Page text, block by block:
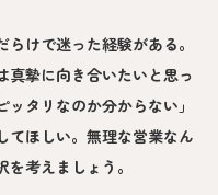
けで迷った経験がある。
真摯に向き合いたいと思っ
タリなのか分からない」
てほしい。無理な営業なん
考えましょう。